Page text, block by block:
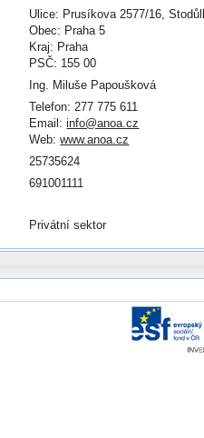
Ulice: Prusíkova 2577/16,
Obec: Praha 5
Kraj: Praha
PSČ: 155 00
Ing. Miluše Papoušková
Telefon: 277 775 611
Email:info@anoa.cz
Web:www.anoa.cz
25735624
691001111
Privátní sektor